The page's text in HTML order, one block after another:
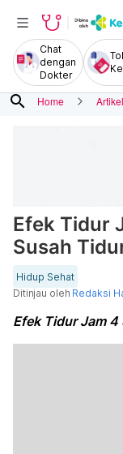
Chat
dengan
Dokter
search Home Artikel
Efek Tidur
Susah
Hidup Sehat
Ditinjau oleh Redaksi
Efek Tidur Jam 4